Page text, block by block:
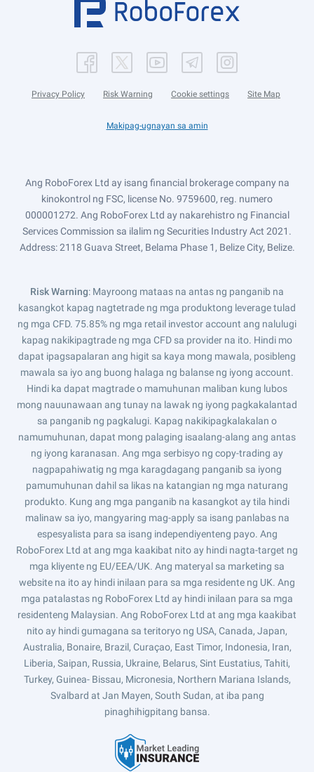
Privacy Policy Risk Warning Cookie settings Site Map
Makipag-ugnayan sa amin
Ang RoboForex Ltd ay isang financial brokerage company na
kinokontrol ng FSC, license No. 9759600, reg. numero
000001272. Ang RoboForex Ltd ay nakarehistro ng Financial
Services Commission sa ilalim ng Securities Industry Act 2021.
Address: 2118 Guava Street, Belama Phase 1, Belize City, Belize.
Risk Warning: Mayroong mataas na antas ng panganib na
kasangkot kapag nagtetrade ng mga produktong leverage tulad
ng mga CFD. 75.85% ng mga retail investor account ang nalulugi
kapag nakikipagtrade ng mga CFD sa provider na ito. Hindi mo
dapat ipagsapalaran ang higit sa kaya mong mawala, posibleng
mawala sa iyo ang buong halaga ng balanse ng iyong account.
Hindi ka dapat magtrade o mamuhunan maliban kung lubos
mong nauunawaan ang tunay na lawak ng iyong pagkakalantad
sa panganib ng pagkalugi. Kapag nakikipagkalakalan o
namumuhunan, dapat mong palaging isaalang-alang ang antas
ng iyong karanasan. Ang mga serbisyo ng copy-trading ay
nagpapahiwatig ng mga karagdagang panganib sa iyong
pamumuhunan dahil sa likas na katangian ng mga naturang
produkto. Kung ang mga panganib na kasangkot ay tila hindi
malinaw sa iyo, mangyaring mag-apply sa isang panlabas na
espesyalista para sa isang independiyenteng payo. Ang
RoboForex Ltd at ang mga kaakibat nito ay hindi nagta-target ng
mga kliyente ng EU/EEA/UK. Ang materyal sa marketing sa
website na ito ay hindi inilaan para sa mga residente ng UK. Ang
mga patalastas ng RoboForex Ltd ay hindi inilaan para sa mga
residenteng Malaysian. Ang RoboForex Ltd at ang mga kaakibat
nito ay hindi gumagana sa teritoryo ng USA, Canada, Japan,
Australia, Bonaire, Brazil, Curaçao, East Timor, Indonesia, Iran,
Liberia, Saipan, Russia, Ukraine, Belarus, Sint Eustatius, Tahiti,
Turkey, Guinea- Bissau, Micronesia, Northern Mariana Islands,
Svalbard at Jan Mayen, South Sudan, at iba pang
pinaghihigpitang bansa.